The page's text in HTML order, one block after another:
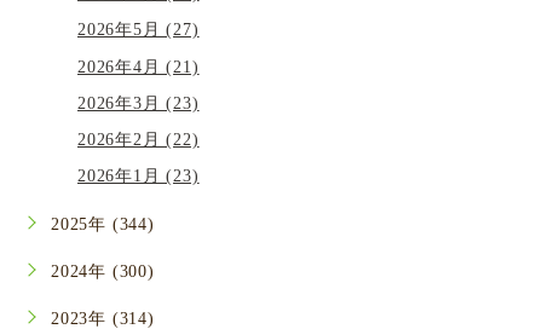
2026年5月 (27)
2026年4月 (21)
2026年3月 (23)
2026年2月 (22)
2026年1月 (23)
2025年 (344)
2024年 (300)
2023年 (314)